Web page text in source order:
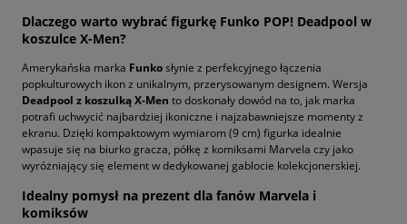
Dlaczego warto wybrać figurkę Funko POP! Deadpool w
koszulce X-Men?
Amerykańska marka Funkosłynie z perfekcyjnego łączenia
popkulturowych ikon z unikalnym, przerysowanym designem. Wersja
Deadpool z koszulką X-Men to doskonały dowód na to, jak marka
potrafi uchwycić najbardziej ikoniczne i najzabawniejsze momenty z
ekranu. Dzięki kompaktowym wymiarom (9 cm) figurka idealnie
wpasuje się na biurko gracza, półkę z komiksami Marvela czy jako
wyróżniający się element w dedykowanej gablocie kolekcjonerskiej.
Idealny pomysł na prezent dla fanów Marvela i
komiksów